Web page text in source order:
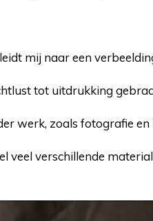
mij naar een
tot uitdrukking
werk, zoals fotografie
veel verschillende